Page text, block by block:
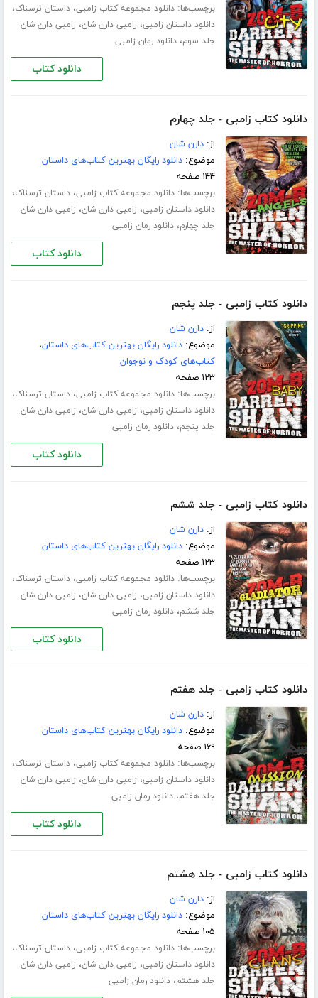
برچسب‌ها:دانلود مجموعه کتاب زامبی،داستان ترسناک،
دانلود داستان زامبی، زامبی دارن شان، زامبی دارن شان
جلد سوم،دانلود رمان زامبی
دانلود کتاب
دانلود کتاب زامبی - جلد چهارم
از:دارن شان
موضوع:دانلود رایگان بهترین کتاب‌های داستان
۱۴۴ صفحه
برچسب‌ها:دانلود مجموعه کتاب زامبی،داستان ترسناک،
دانلود داستان زامبی، زامبی دارن شان، زامبی دارن شان
جلد چهارم،دانلود رمان زامبی
دانلود کتاب
دانلود کتاب زامبی - جلد پنجم
از:دارن شان
موضوع:دانلود رایگان بهترین کتاب‌های داستان،
کتاب‌های کودک و نوجوان
۱۲۳ صفحه
برچسب‌ها:دانلود مجموعه کتاب زامبی،داستان ترسناک،
دانلود داستان زامبی، زامبی دارن شان، زامبی دارن شان
جلد پنجم،دانلود رمان زامبی
دانلود کتاب
دانلود کتاب زامبی - جلد ششم
از:دارن شان
موضوع:دانلود رایگان بهترین کتاب‌های داستان
۱۲۳ صفحه
برچسب‌ها:دانلود مجموعه کتاب زامبی،داستان ترسناک،
دانلود داستان زامبی، زامبی دارن شان، زامبی دارن شان
جلد ششم،دانلود رمان زامبی
دانلود کتاب
دانلود کتاب زامبی - جلد هفتم
از:دارن شان
موضوع:دانلود رایگان بهترین کتاب‌های داستان
۱۶۹ صفحه
برچسب‌ها:دانلود مجموعه کتاب زامبی،داستان ترسناک،
دانلود داستان زامبی، زامبی دارن شان، زامبی دارن شان
جلد هفتم،دانلود رمان زامبی
دانلود کتاب
دانلود کتاب زامبی - جلد هشتم
از:دارن شان
موضوع:دانلود رایگان بهترین کتاب‌های داستان
۱۰۵ صفحه
برچسب‌ها:دانلود مجموعه کتاب زامبی،داستان ترسناک،
دانلود داستان زامبی، زامبی دارن شان، زامبی دارن شان
جلد هشتم،دانلود رمان زامبی